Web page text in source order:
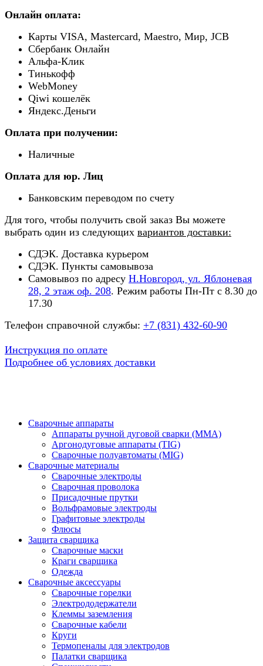
Онлайн оплата:
Карты VISA, Mastercard, Maestro, Мир, JCB
Сбербанк Онлайн
Альфа-Клик
Тинькофф
WebMoney
Qiwi кошелёк
Яндекс.Деньги
Оплата при получении:
Наличные
Оплата для юр. Лиц
Банковским переводом по счету
Для того, чтобы получить свой заказ Вы можете
выбрать один из следующих вариантов доставки:
СДЭК. Доставка курьером
СДЭК. Пункты самовывоза
Самовывоз по адресу Н.Новгород, ул. Яблоневая
28, 2 этаж оф. 208. Режим работы Пн-Пт с 8.30 до
17.30
Телефон справочной службы: +7 (831) 432-60-90
Инструкция по оплате
Подробнее об условиях доставки
Сварочные аппараты
Аппараты ручной дуговой сварки (MMA)
Аргонодуговые аппараты (TIG)
Сварочные полуавтоматы (MIG)
Сварочные материалы
Сварочные электроды
Сварочная проволока
Присадочные прутки
Вольфрамовые электроды
Графитовые электроды
Флюсы
Защита сварщика
Сварочные маски
Краги сварщика
Одежда
Сварочные аксессуары
Сварочные горелки
Электрододержатели
Клеммы заземления
Сварочные кабели
Круги
Термопеналы для электродов
Палатки сварщика